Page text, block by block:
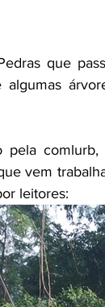
que
algumas
pela
vem
leitores: